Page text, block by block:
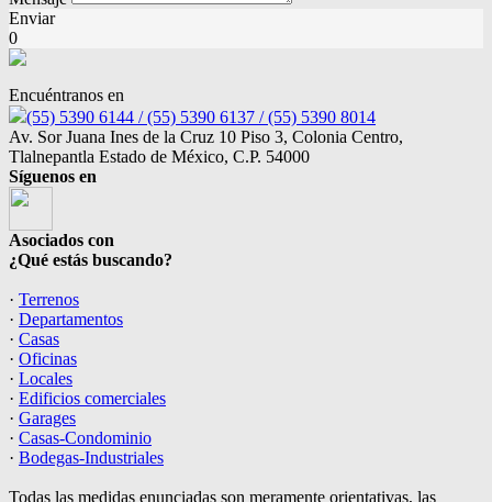
Enviar
0
Encuéntranos en
(55) 5390 6144 / (55) 5390 6137 / (55) 5390 8014
Av. Sor Juana Ines de la Cruz 10 Piso 3, Colonia Centro,
Tlalnepantla Estado de México, C.P. 54000
Síguenos en
Asociados con
¿Qué estás buscando?
· Terrenos
· Departamentos
· Casas
· Oficinas
· Locales
· Edificios comerciales
· Garages
· Casas-Condominio
· Bodegas-Industriales
Todas las medidas enunciadas son meramente orientativas, las